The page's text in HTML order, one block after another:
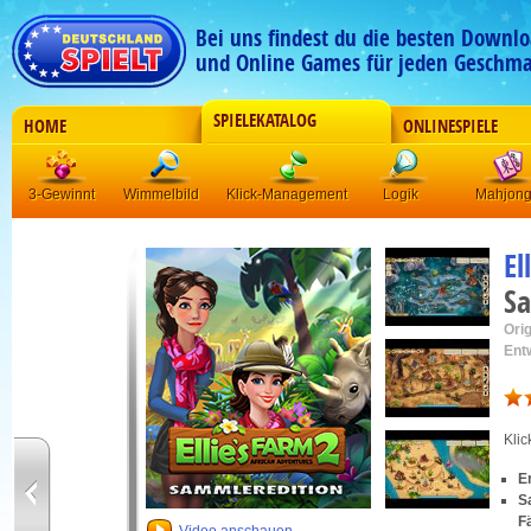
Bei uns findest du die besten
und Online Games für jeden
HOME SPIELEKATALOG ONLINESPIELE
3-Gewinnt Wimmelbild Klick-Management Logik Mahjong